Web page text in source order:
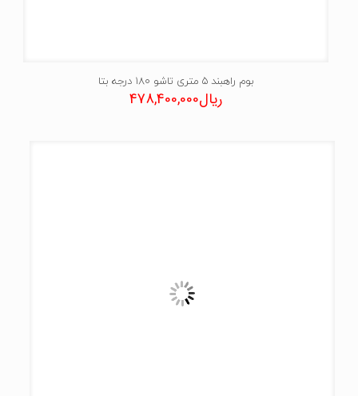
بوم راهبند 5 متری تاشو 180 درجه بتا
ریال478,400,000